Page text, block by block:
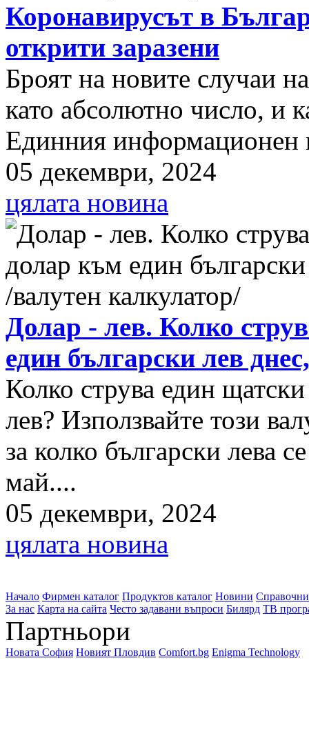
Коронавирусът в
открити заразени
Броят на новите случаи
като абсолютно число, и
Единния информационен
05 декември, 2024
цялата новина
Долар - лев. Колко
един български лев
Колко струва един
лев? Използвайте този
за колко български лева
май....
05 декември, 2024
цялата новина
Начало Фирмен каталог Продуктов каталог Новини
За нас Карта на сайта Често задавани въпроси Билярд ТВ
Партньори
Новата София Новият Пловдив Comfort.bg Enigma Technology